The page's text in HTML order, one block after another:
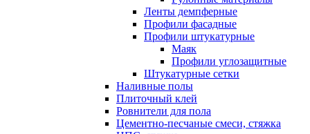
Ленты демпферные
Профили фасадные
Профили штукатурные
Маяк
Профили углозащитные
Штукатурные сетки
Наливные полы
Плиточный клей
Ровнители для пола
Цементно-песчаные смеси, стяжка